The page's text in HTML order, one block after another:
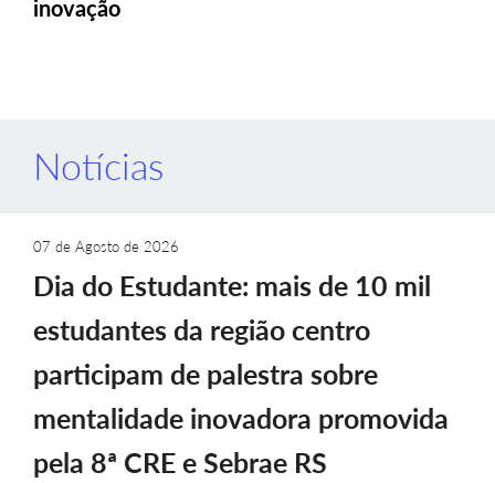
inovação
Notícias
07 de Agosto de 2026
Dia do Estudante: mais de 10 mil
estudantes da região centro
participam de palestra sobre
mentalidade inovadora promovida
pela 8ª CRE e Sebrae RS